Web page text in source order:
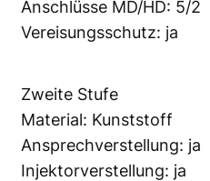
Anschlüsse MD/HD: 5/2
Vereisungsschutz: ja
Zweite Stufe
Material: Kunststoff
Ansprechverstellung: ja
Injektorverstellung: ja